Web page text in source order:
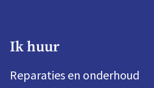
Ik huur
Reparaties en onderhoud